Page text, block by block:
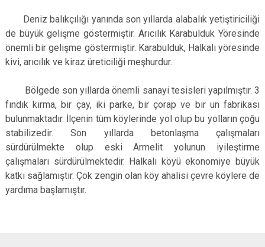
Deniz balıkçılığı yanında son yıllarda alabalık yetiştiriciliği
de büyük gelişme göstermiştir. Arıcılık Karabulduk Yöresinde
önemli bir gelişme göstermiştir. Karabulduk, Halkalı yöresinde
kivi, arıcılık ve kiraz üreticiliği meşhurdur.
Bölgede son yıllarda önemli sanayi tesisleri yapılmıştır. 3
fındık kırma, bir çay, iki parke, bir çorap ve bir un fabrikası
bulunmaktadır. İlçenin tüm köylerinde yol olup bu yolların çoğu
stabilizedir. Son yıllarda betonlaşma çalışmaları
sürdürülmekte olup eski Armelit yolunun iyileştirme
çalışmaları sürdürülmektedir. Halkalı köyü ekonomiye büyük
katkı sağlamıştır. Çok zengin olan köy ahalisi çevre köylere de
yardıma başlamıştır.